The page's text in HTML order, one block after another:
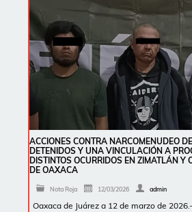
ACCIONES CONTRA NARCOMENUDEO
DETENIDOS Y UNA VINCULACIÓN A
DISTINTOS OCURRIDOS EN ZIMATLÁN Y
DE OAXACA
Nota Roja 12/03/2026 admin
Oaxaca de Juárez a 12 de marzo de